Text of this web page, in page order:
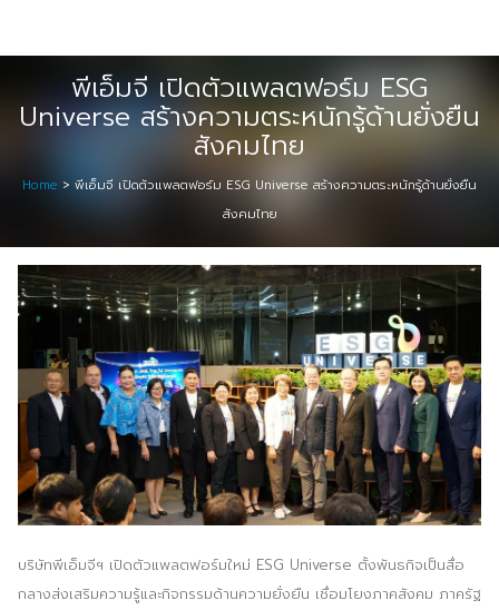
Event & Exhibition Solution
intro
Media Solution
Seminar Service Solution
Trading & E-Commerce Solution
ข้อมูลบริษัท
จัดงานแสดงสินค้าและอีเว้นท์ต่าง ๆ
ติดต่อเรา
บริการของเรา
ประชาสัมพันธ์ผ่านสื่อออฟไลน์และสื่อออนไลน์
ผลงานของเรา
พีเอ็มจี เปิดตัวแพลตฟอร์ม ESG
Universe สร้างความตระหนักรู้ด้านยั่งยืน
สังคมไทย
Home > พีเอ็มจี เปิดตัวแพลตฟอร์ม ESG Universe สร้างความตระหนักรู้ด้านยั่งยืน
สังคมไทย
บริษัทพีเอ็มจีฯ เปิดตัวแพลตฟอร์มใหม่ ESG Universe ตั้งพันธกิจเป็นสื่อ
กลางส่งเสริมความรู้และกิจกรรมด้านความยั่งยืน เชื่อมโยงภาคสังคม ภาครัฐ